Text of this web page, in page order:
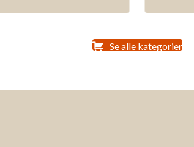
Se alle kategorier